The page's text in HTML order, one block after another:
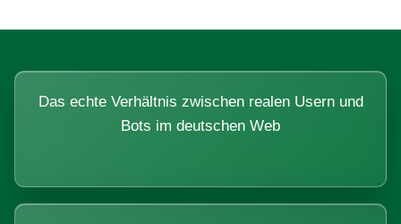
Das echte Verhältnis zwischen realen Usern und
Bots im deutschen Web